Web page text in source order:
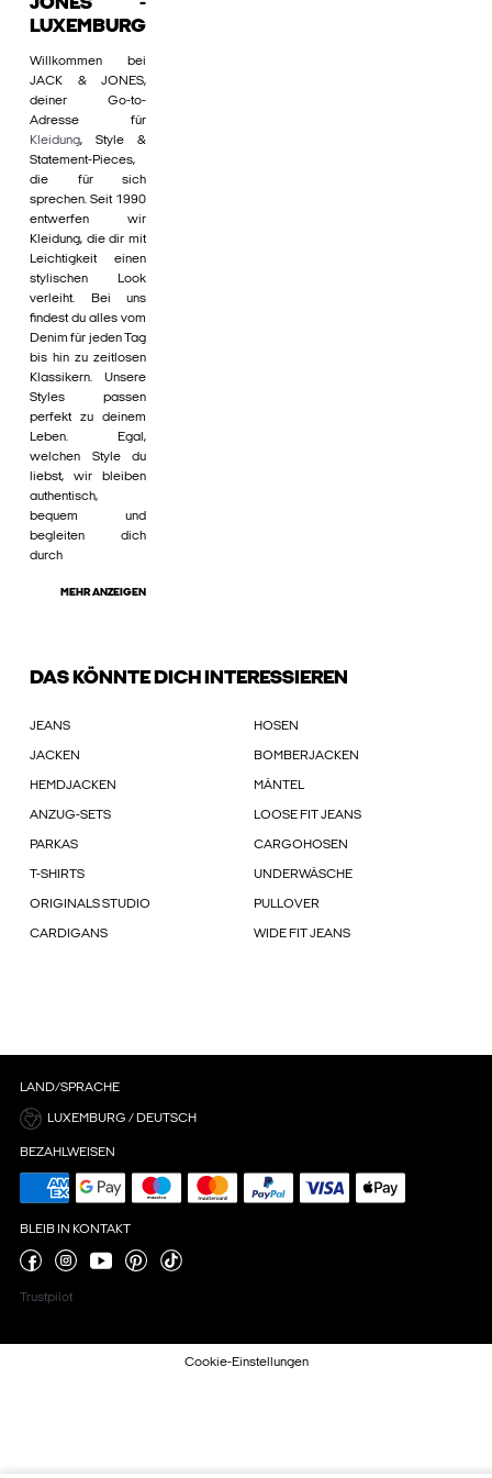
LUXEMBURG
Willkommen bei
JACK & JONES,
deiner Go-to-
Adresse für
Kleidung, Style &
Statement-Pieces,
die für sich
sprechen. Seit 1990
entwerfen wir
Kleidung, die dir mit
Leichtigkeit einen
stylischen Look
verleiht. Bei uns
findest du alles vom
Denim für jeden Tag
bis hin zu zeitlosen
Klassikern. Unsere
Styles passen
perfekt zu deinem
Leben. Egal,
welchen Style du
liebst, wir bleiben
authentisch,
bequem und
begleiten dich
durch
MEHR ANZEIGEN
DAS KÖNNTE DICH INTERESSIEREN
JEANS HOSEN
JACKEN BOMBERJACKEN
HEMDJACKEN MÄNTEL
ANZUG-SETS LOOSE FIT JEANS
PARKAS CARGOHOSEN
T-SHIRTS UNDERWÄSCHE
ORIGINALS STUDIO PULLOVER
CARDIGANS WIDE FIT JEANS
LAND/SPRACHE
LUXEMBURG / DEUTSCH
BEZAHLWEISEN
BLEIB IN KONTAKT
Trustpilot
Cookie-Einstellungen